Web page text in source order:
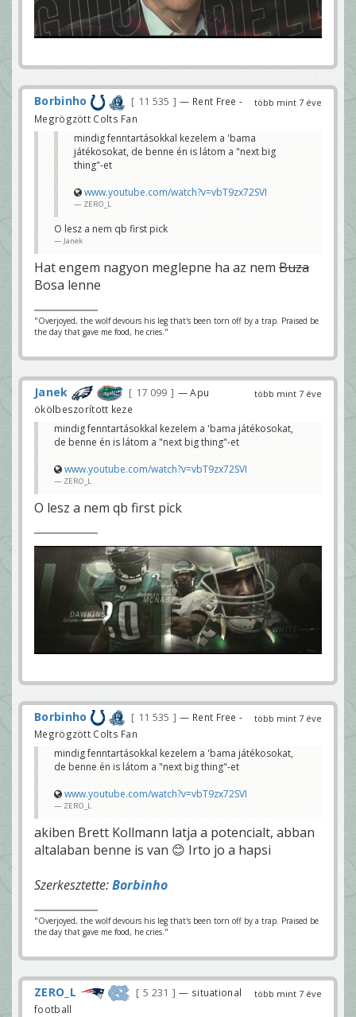
több mint 7 éve
Borbinho 11 535
— Rent Free -
Megrögzött Colts Fan
mindig fenntartásokkal kezelem a 'bama
játékosokat, de benne én is látom a "next big
thing"-et
www.youtube.com/watch?v=vbT9zx72SVI
ZERO_L
O lesz a nem qb first pick
Janek
Hat engem nagyon meglepne ha az nem Buza
Bosa lenne
"Overjoyed, the wolf devours his leg that's been torn off by a trap. Praised be
the day that gave me food, he cries."
több mint 7 éve
Janek 17 099
— Apu
ökölbeszorított keze
mindig fenntartásokkal kezelem a 'bama játékosokat,
de benne én is látom a "next big thing"-et
www.youtube.com/watch?v=vbT9zx72SVI
ZERO_L
O lesz a nem qb first pick
több mint 7 éve
Borbinho 11 535
— Rent Free -
Megrögzött Colts Fan
mindig fenntartásokkal kezelem a 'bama játékosokat,
de benne én is látom a "next big thing"-et
www.youtube.com/watch?v=vbT9zx72SVI
ZERO_L
akiben Brett Kollmann latja a potencialt, abban
altalaban benne is van 😊 Irto jo a hapsi
Szerkesztette:Borbinho
"Overjoyed, the wolf devours his leg that's been torn off by a trap. Praised be
the day that gave me food, he cries."
több mint 7 éve
ZERO_L 5 231
— situational
football